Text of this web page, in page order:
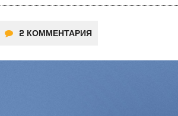
2 КОММЕНТАРИЯ